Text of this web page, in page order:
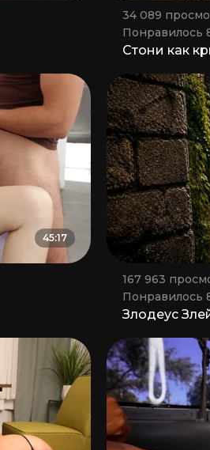
34 089
Понравилось
Стони как
45:17
167 963
Понравилось
Злодеус